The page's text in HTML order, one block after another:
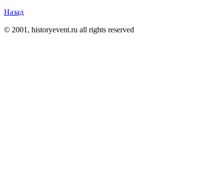
Назад
© 2001, historyevent.ru all rights reserved